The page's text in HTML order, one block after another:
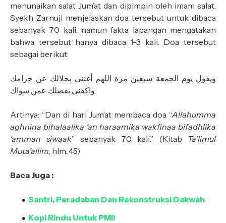
menunaikan salat Jum’at dan dipimpin oleh imam salat.
Syekh Zarnuji menjelaskan doa tersebut untuk dibaca
sebanyak 70 kali, namun fakta lapangan mengatakan
bahwa tersebut hanya dibaca 1-3 kali. Doa tersebut
sebagai berikut:
ويقول يوم الجمعة سبعين مرة اللهم أغننى بحلالك عن حرامك
واكفنى بفضلك عمن سواك.
Artinya: “Dan di hari Jum’at membaca doa “Allahumma
aghnina bihalaalika ‘an haraamika wakfinaa bifadhlika
‘amman siwaak” sebanyak 70 kali.” (Kitab Ta’limul
Muta’allim, hlm. 45)
Baca Juga :
Santri, Peradaban Dan Rekonstruksi Dakwah
Kopi Rindu Untuk PMII